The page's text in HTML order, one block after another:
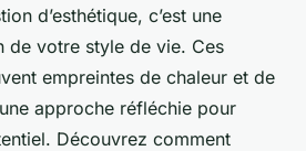
d’esthétique, c’est une
de votre style de vie. Ces
empreintes de chaleur et de
approche réfléchie pour
Découvrez comment